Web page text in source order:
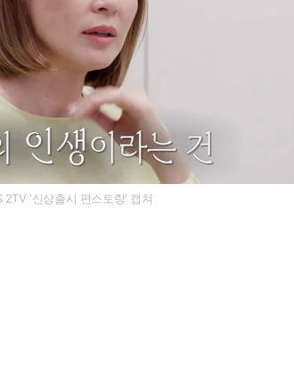
2TV '신상출시 편스토랑' 캡쳐